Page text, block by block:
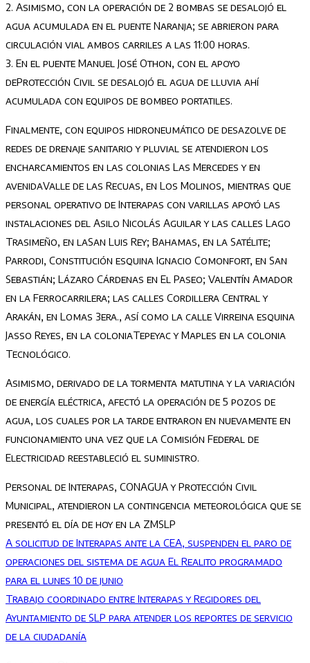
2. Asimismo, con la operación de 2 bombas se desalojó el
agua acumulada en el puente Naranja; se abrieron para
circulación vial ambos carriles a las 11:00 horas.
3. En el puente Manuel José Othon, con el apoyo
deProtección Civil se desalojó el agua de lluvia ahí
acumulada con equipos de bombeo portatiles.
Finalmente, con equipos hidroneumático de desazolve de
redes de drenaje sanitario y pluvial se atendieron los
encharcamientos en las colonias Las Mercedes y en
avenidaValle de las Recuas, en L os Molinos, mientras que
personal operativo de Interapas con varillas apoyó las
instalaciones del Asilo Nicolás Aguilary las calles Lago
Trasimeño, en laSan Luis Rey; Bahamas, en la Satélite;
Parrodi, Constitución esquina Ignacio Comonfort, en San
Sebastián; Lázaro Cárdenas en El Paseo; Valentín Amador
en la Ferrocarrilera; las calles Cordillera Central y
Arakán, en L omas 3era., así como la calle Virreina esquina
Jasso Reyes, en la coloniaTepeyacyMaples en la colonia
Tecnológico.
Asimismo, derivado de la tormenta matutina yla variación
de energía eléctrica, afectó la operación de 5 pozos de
agua, los cuales por la tarde entraron en nuevamente en
funcionamiento una vez que la Comisión Federal de
Electricidad reestableció el suministro.
Personal de Interapas, CONAGUA y Protección Civil
Municipal, atendieron la contingencia meteorológica que se
presentó el día de hoy en la ZMSLP
Navegación
de
entradas
A solicitud de Interapas ante la CEA, suspenden el paro de
operaciones del sistema de agua El Realito programado
para el lunes 10 de junio
Trabajo coordinado entre Interapas y Regidores del
Ayuntamiento de SLP para atender los reportes de servicio
de la ciudadanía